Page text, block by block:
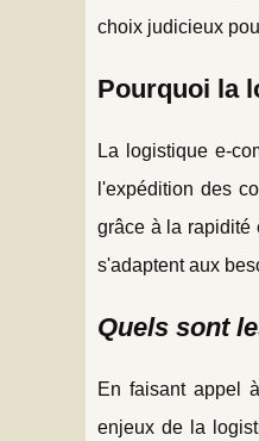
choix judicieux
Pourquoi la
La logistique e-
l'expédition des
grâce à la rapidité
s'adaptent aux
Quels sont
En faisant appel
enjeux de la